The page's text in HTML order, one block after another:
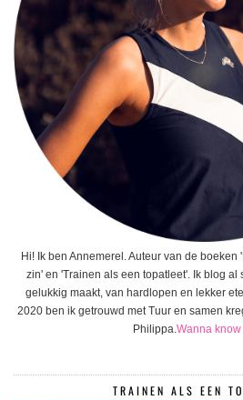
Hi! Ik ben Annemerel. Auteur van de boeken
zin' en 'Trainen als een topatleet'. Ik blog al
gelukkig maakt, van hardlopen en lekker
2020 ben ik getrouwd met Tuur en samen
Philippa. Wanna
TRAINEN ALS EEN